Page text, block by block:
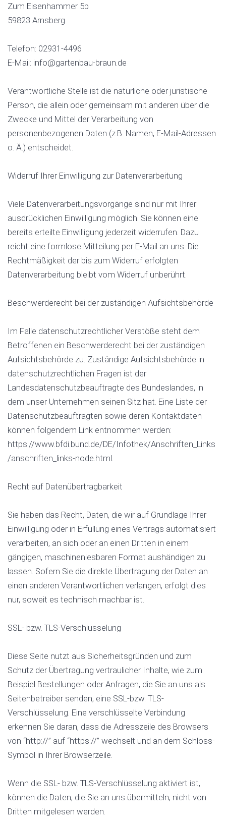
Zum Eisenhammer 5b
59823 Arnsberg
Telefon: 02931-4496
E-Mail: info@gartenbau-braun.de
Verantwortliche Stelle ist die natürliche oder juristische
Person, die allein oder gemeinsam mit anderen über die
Zwecke und Mittel der Verarbeitung von
personenbezogenen Daten (z.B. Namen, E-Mail-Adressen
o. Ä.) entscheidet.
Widerruf Ihrer Einwilligung zur Datenverarbeitung
Viele Datenverarbeitungsvorgänge sind nur mit Ihrer
ausdrücklichen Einwilligung möglich. Sie können eine
bereits erteilte Einwilligung jederzeit widerrufen. Dazu
reicht eine formlose Mitteilung per E-Mail an uns. Die
Rechtmäßigkeit der bis zum Widerruf erfolgten
Datenverarbeitung bleibt vom Widerruf unberührt.
Beschwerderecht bei der zuständigen Aufsichtsbehörde
Im Falle datenschutzrechtlicher Verstöße steht dem
Betroffenen ein Beschwerderecht bei der zuständigen
Aufsichtsbehörde zu. Zuständige Aufsichtsbehörde in
datenschutzrechtlichen Fragen ist der
Landesdatenschutzbeauftragte des Bundeslandes, in
dem unser Unternehmen seinen Sitz hat. Eine Liste der
Datenschutzbeauftragten sowie deren Kontaktdaten
können folgendem Link entnommen werden:
https://www.bfdi.bund.de/DE/Infothek/Anschriften_Links
/anschriften_links-node.html.
Recht auf Datenübertragbarkeit
Sie haben das Recht, Daten, die wir auf Grundlage Ihrer
Einwilligung oder in Erfüllung eines Vertrags automatisiert
verarbeiten, an sich oder an einen Dritten in einem
gängigen, maschinenlesbaren Format aushändigen zu
lassen. Sofern Sie die direkte Übertragung der Daten an
einen anderen Verantwortlichen verlangen, erfolgt dies
nur, soweit es technisch machbar ist.
SSL- bzw. TLS-Verschlüsselung
Diese Seite nutzt aus Sicherheitsgründen und zum
Schutz der Übertragung vertraulicher Inhalte, wie zum
Beispiel Bestellungen oder Anfragen, die Sie an uns als
Seitenbetreiber senden, eine SSL-bzw. TLS-
Verschlüsselung. Eine verschlüsselte Verbindung
erkennen Sie daran, dass die Adresszeile des Browsers
von “http://” auf “https://” wechselt und an dem Schloss-
Symbol in Ihrer Browserzeile.
Wenn die SSL- bzw. TLS-Verschlüsselung aktiviert ist,
können die Daten, die Sie an uns übermitteln, nicht von
Dritten mitgelesen werden.